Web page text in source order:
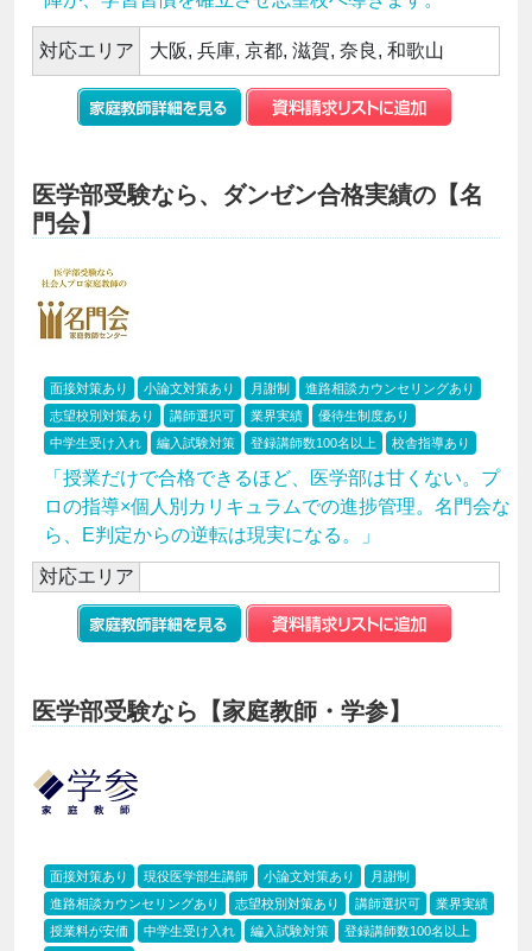
対応エリア 大阪, 兵庫, 京都, 滋賀, 奈良, 和歌山
医学部受験なら、ダンゼン合格実績の【名
門会】
面接対策あり 小論文対策あり 月謝制
進路相談カウンセリングあり
志望校別対策あり
講師選択可 業界実績
優待生制度あり
中学生受け入れ
編入試験対策 登録講師数100名以上 校舎指導あり
「授業だけで合格できるほど、医学部は甘くない。プ
ロの指導×個人別カリキュラムでの進捗管理。名門会な
ら、E判定からの逆転は現実になる。」
対応エリア
医学部受験なら【家庭教師・学参】
面接対策あり 現役医学部生講師 小論文対策あり
月謝制
進路相談カウンセリングあり
志望校別対策あり 講師選択可
業界実績
授業料が安価
中学生受け入れ 編入試験対策 登録講師数100名以上